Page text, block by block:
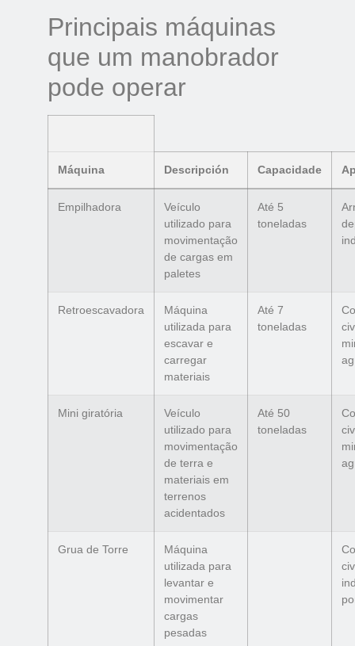
Principais máquinas
que um manobrador
pode operar
Máquina Descripción Capacidade
Empilhadora
Veículo
utilizado para
movimentação
de cargas em
paletes
Até 5
toneladas
Retroescavadora
Máquina
utilizada para
escavar e
carregar
materiais
Até 7
toneladas
Mini giratória
Veículo
utilizado para
movimentação
de terra e
materiais em
terrenos
acidentados
Até 50
toneladas
Grua de Torre
Máquina
utilizada para
levantar e
movimentar
cargas
pesadas